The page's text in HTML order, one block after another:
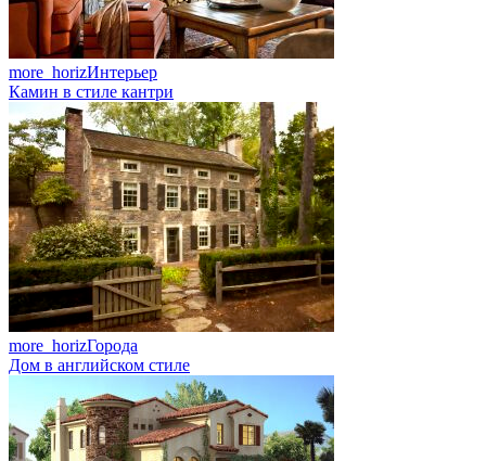
more_horizИнтерьер
Камин в стиле кантри
more_horizГорода
Дом в английском стиле